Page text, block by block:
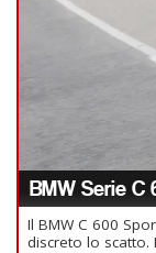
BMW Serie C
Il BMW C 600
discreto lo